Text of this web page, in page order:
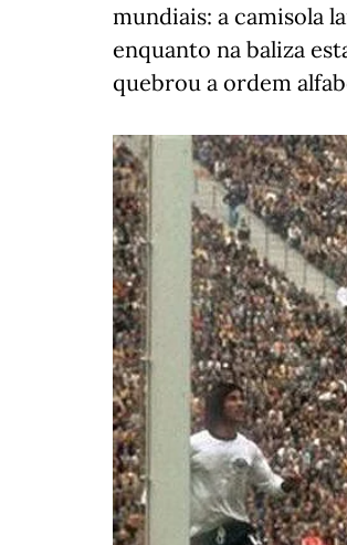
mundiais: a camisola
enquanto na baliza
quebrou a ordem